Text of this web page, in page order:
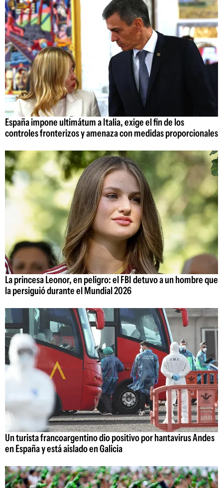
España impone ultimátum a Italia, exige el fin de los
controles fronterizos y amenaza con medidas proporcionales
La princesa Leonor, en peligro: el FBI detuvo a un hombre que
la persiguió durante el Mundial 2026
Un turista francoargentino dio positivo por hantavirus Andes
en España y está aislado en Galicia